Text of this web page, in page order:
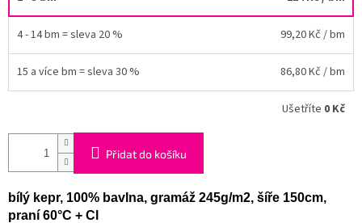
4 - 14 bm = sleva 20 % 99,20 Kč / bm
15 a více bm = sleva 30 % 86,80 Kč / bm
Ušetříte 0 Kč
Přidat do košíku
bílý kepr, 100% bavlna, gramáž 245g/m2, šíře 150cm,
praní 60°C + Cl